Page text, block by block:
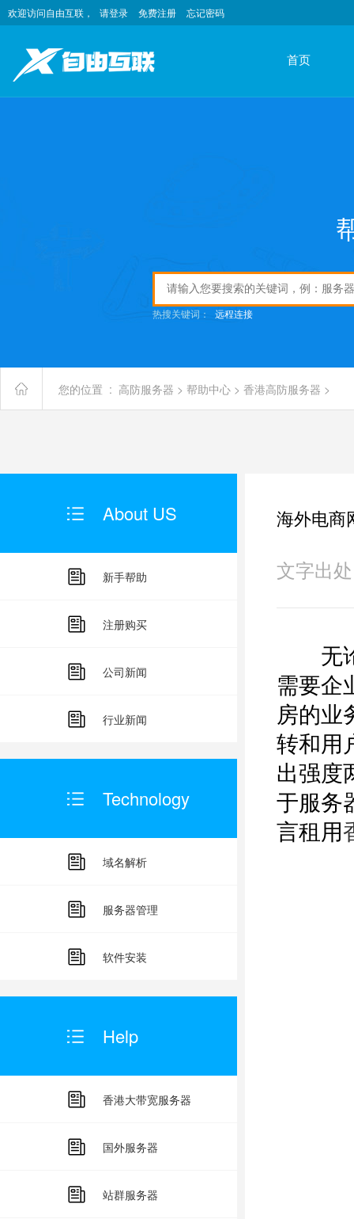
欢迎访问自由互联， 请登录 免费注册 忘记密码
首页
热搜关键词： 远程连接
您的位置 : 高防服务器 > 帮助中心 > 香港高防服务器 >
About US
新手帮助
注册购买
公司新闻
行业新闻
Technology
域名解析
服务器管理
软件安装
Help
香港大带宽服务器
国外服务器
站群服务器
海外电商
文字出
无论
需要企
房的业
转和用
出强度
于服务
言租用